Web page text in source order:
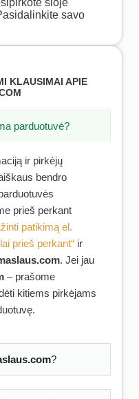
savo
KLAUSIMAI APIE
parduotuvė?
ir pirkėjų
bendro
prieš perkant
patikimą el.
prieš perkant“ ir
. Jei jau
– prašome
kitiems pirkėjams
?